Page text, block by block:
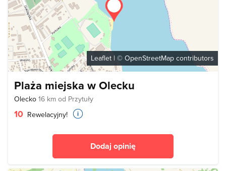
Leaflet | © OpenStreetMap contributors
Plaża miejska w Olecku
Olecko 16 km od Przytuły
10 Rewelacyjny!
Dodaj opinię